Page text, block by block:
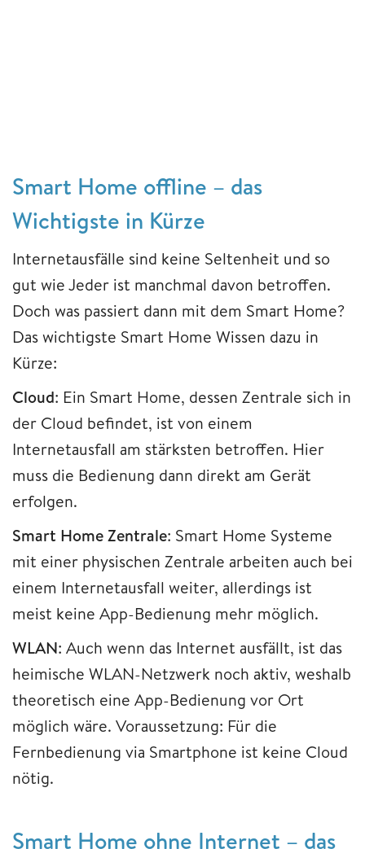
Smart Home offline – das
Wichtigste in Kürze
Internetausfälle sind keine Seltenheit und so
gut wie Jeder ist manchmal davon betroffen.
Doch was passiert dann mit dem Smart Home?
Das wichtigste Smart Home Wissen dazu in
Kürze:
Cloud: Ein Smart Home, dessen Zentrale sich in
der Cloud befindet, ist von einem
Internetausfall am stärksten betroffen. Hier
muss die Bedienung dann direkt am Gerät
erfolgen.
Smart Home Zentrale: Smart Home Systeme
mit einer physischen Zentrale arbeiten auch bei
einem Internetausfall weiter, allerdings ist
meist keine App-Bedienung mehr möglich.
WLAN: Auch wenn das Internet ausfällt, ist das
heimische WLAN-Netzwerk noch aktiv, weshalb
theoretisch eine App-Bedienung vor Ort
möglich wäre. Voraussetzung: Für die
Fernbedienung via Smartphone ist keine Cloud
nötig.
Smart Home ohne Internet – das